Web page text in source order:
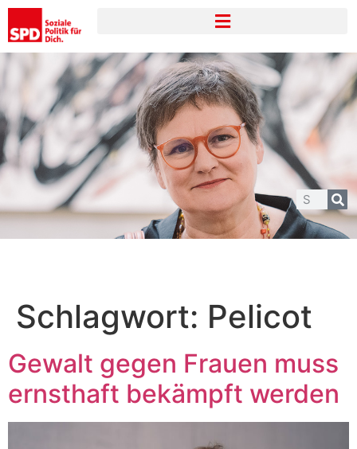
Schlagwort: Pelicot
Gewalt gegen Frauen muss
ernsthaft bekämpft werden